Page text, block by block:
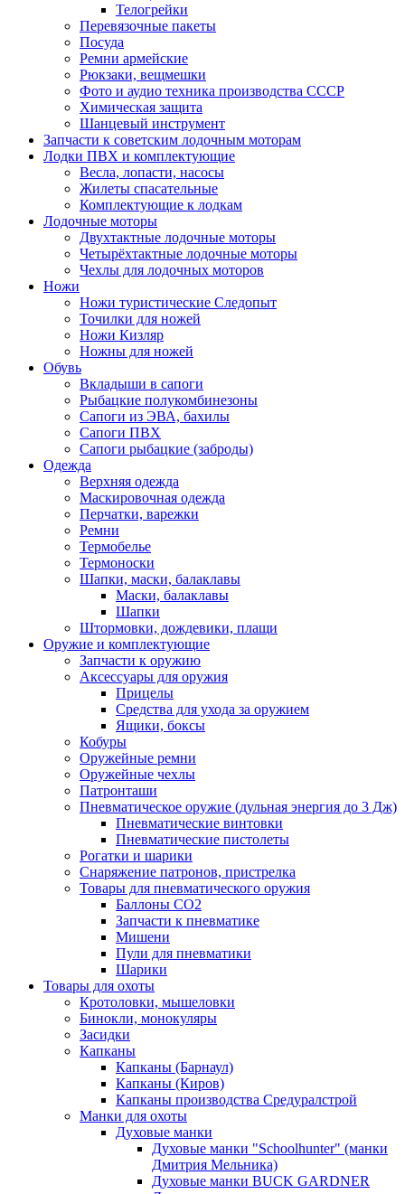
Телогрейки
Перевязочные пакеты
Посуда
Ремни армейские
Рюкзаки, вещмешки
Фото и аудио техника производства СССР
Химическая защита
Шанцевый инструмент
Запчасти к советским лодочным моторам
Лодки ПВХ и комплектующие
Весла, лопасти, насосы
Жилеты спасательные
Комплектующие к лодкам
Лодочные моторы
Двухтактные лодочные моторы
Четырёхтактные лодочные моторы
Чехлы для лодочных моторов
Ножи
Ножи туристические Следопыт
Точилки для ножей
Ножи Кизляр
Ножны для ножей
Обувь
Вкладыши в сапоги
Рыбацкие полукомбинезоны
Сапоги из ЭВА, бахилы
Сапоги ПВХ
Сапоги рыбацкие (заброды)
Одежда
Верхняя одежда
Маскировочная одежда
Перчатки, варежки
Ремни
Термобелье
Термоноски
Шапки, маски, балаклавы
Маски, балаклавы
Шапки
Штормовки, дождевики, плащи
Оружие и комплектующие
Запчасти к оружию
Аксессуары для оружия
Прицелы
Средства для ухода за оружием
Ящики, боксы
Кобуры
Оружейные ремни
Оружейные чехлы
Патронташи
Пневматическое оружие (дульная энергия до 3 Дж)
Пневматические винтовки
Пневматические пистолеты
Рогатки и шарики
Снаряжение патронов, пристрелка
Товары для пневматического оружия
Баллоны СО2
Запчасти к пневматике
Мишени
Пули для пневматики
Шарики
Товары для охоты
Кротоловки, мышеловки
Бинокли, монокуляры
Засидки
Капканы
Капканы (Барнаул)
Капканы (Киров)
Капканы производства Средуралстрой
Манки для охоты
Духовые манки
Духовые манки "Schoolhunter" (манки
Дмитрия Мельника)
Духовые манки BUCK GARDNER